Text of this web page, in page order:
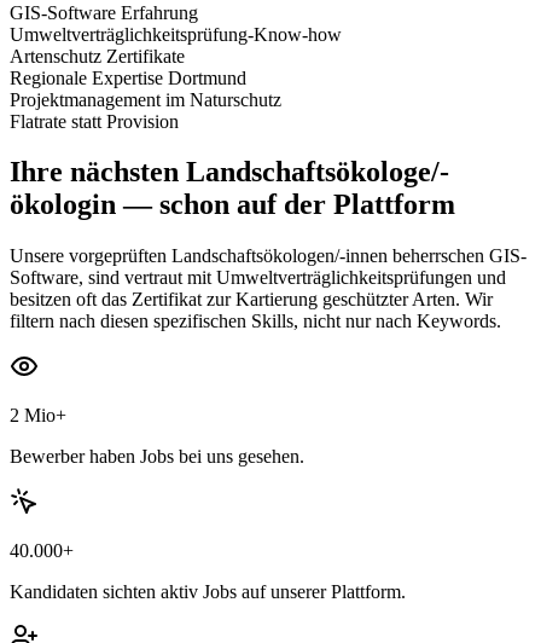
GIS-Software Erfahrung
Umweltverträglichkeitsprüfung-Know-how
Artenschutz Zertifikate
Regionale Expertise Dortmund
Projektmanagement im Naturschutz
Flatrate statt Provision
Ihre nächsten Landschaftsökologe/-
ökologin— schon auf der Plattform
Unsere vorgeprüften Landschaftsökologen/-innen beherrschen GIS-
Software, sind vertraut mit Umweltverträglichkeitsprüfungen und
besitzen oft das Zertifikat zur Kartierung geschützter Arten. Wir
filtern nach diesen spezifischen Skills, nicht nur nach Keywords.
2 Mio+
Bewerber haben Jobs bei uns gesehen.
40.000+
Kandidaten sichten aktiv Jobs auf unserer Plattform.